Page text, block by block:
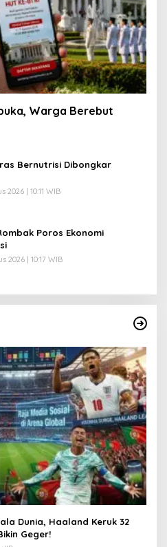
Warga Berebut
Bernutrisi Dibongkar
2026 | 10:11 WIB
Poros Ekonomi
2026 | 10:17 WIB
Dunia, Haaland Keruk 32
Geger!